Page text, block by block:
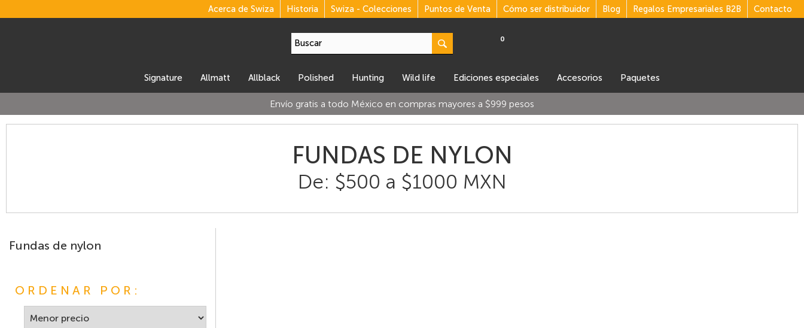
Acerca de Swiza Historia Swiza - Colecciones Puntos de Venta Cómo ser distribuidor Blog Regalos Empresariales B2B Contacto
0
signature allmatt allblack polished hunting wild life ediciones especiales accesorios Paquetes
Envío gratis a todo México en compras mayores a $999 pesos
FUNDAS DE NYLON
De: $500 a $1000 MXN
Fundas de nylon
ORDENAR POR: